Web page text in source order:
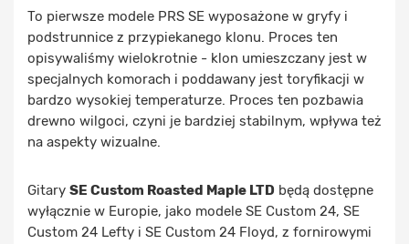
To pierwsze modele PRS SE wyposażone w gryfy i
podstrunnice z przypiekanego klonu. Proces ten
opisywaliśmy wielokrotnie - klon umieszczany jest w
specjalnych komorach i poddawany jest toryfikacji w
bardzo wysokiej temperaturze. Proces ten pozbawia
drewno wilgoci, czyni je bardziej stabilnym, wpływa też
na aspekty wizualne.
Gitary SE Custom Roasted Maple LTD będą dostępne
wyłącznie w Europie, jako modele SE Custom 24, SE
Custom 24 Lefty i SE Custom 24 Floyd, z fornirowymi